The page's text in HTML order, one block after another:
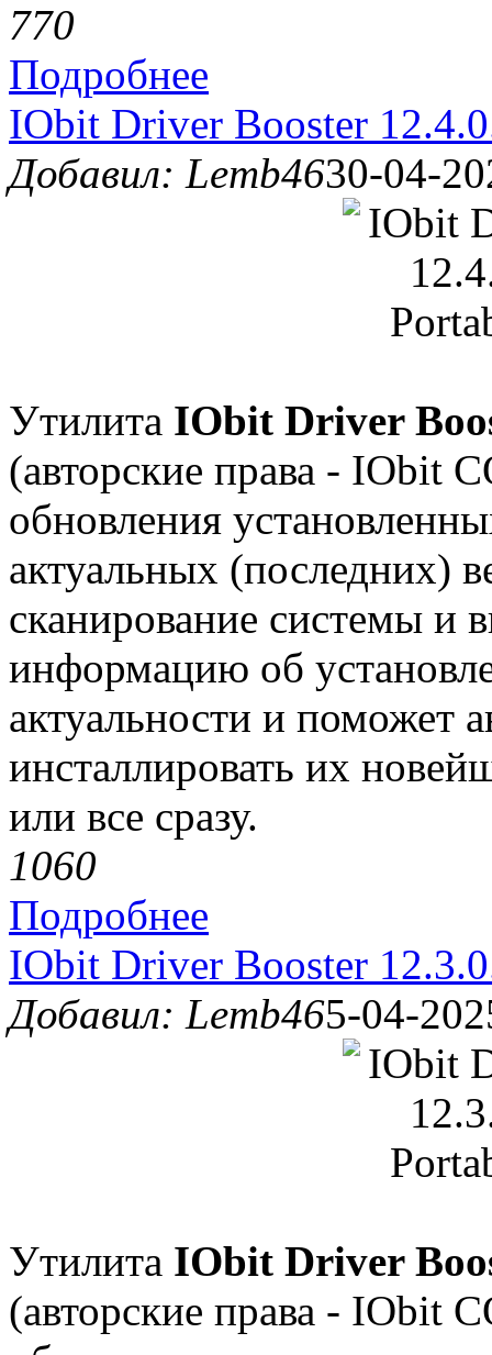
770
Подробнее
IObit Driver Booster
Добавил: Lemb4630-04-
Утилита IObit Driver
(авторские права - IObit
обновления
актуальных (последних)
сканирование системы и
информацию об
актуальности и поможет
инсталлировать их
или все сразу.
1060
Подробнее
IObit Driver Booster
Добавил: Lemb465-04-
Утилита IObit Driver
(авторские права - IObit